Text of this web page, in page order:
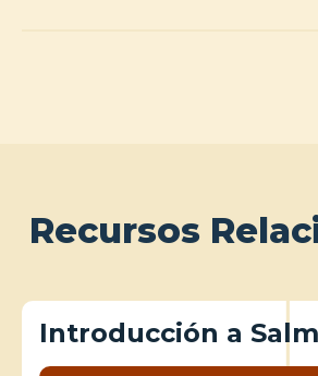
Recursos
Introducción a